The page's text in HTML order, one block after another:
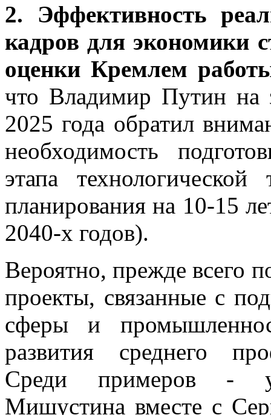
2. Эффективность
кадров для экономики
оценки Кремлем
что Владимир Путин на
2025 года обратил
необходимость
этапа
планирования на 10-15
2040-х годов).
Вероятно, прежде всего
проекты, связанные с
сферы и
развития среднего
Среди примеров -
Мишустина вместе с